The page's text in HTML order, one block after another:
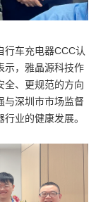
行车充电器CCC认
示，雅晶源科技作
全、更规范的方向
与深圳市市场监督
业的健康发展。